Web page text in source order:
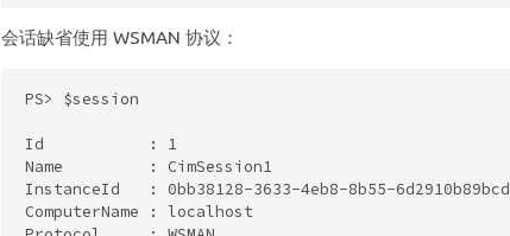
会话缺省使用 WSMAN 协议：
PS> $session
Id           : 1
Name         : CimSession1
InstanceId   : 0bb38128-3633-4eb8-8b55-6d2910b89bcd
ComputerName : localhost